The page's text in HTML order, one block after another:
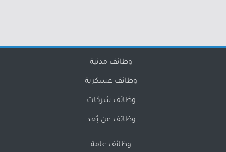
وظائف مدنية
وظائف عسكرية
وظائف شركات
وظائف عن بُعد
وظائف عامة